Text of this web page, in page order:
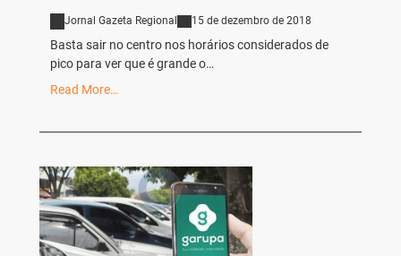
Jornal Gazeta Regional 15 de dezembro de 2018
Basta sair no centro nos horários considerados de
pico para ver que é grande o…
Read More…